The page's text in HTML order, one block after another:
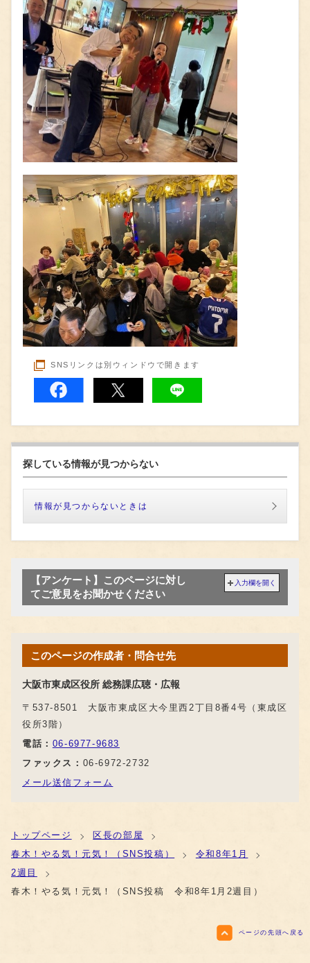
SNSリンクは別ウィンドウで開きます
探している情報が見つからない
情報が見つからないときは
【アンケート】このページに対し
てご意見をお聞かせください
入力欄を開く
このページの作成者・問合せ先
大阪市東成区役所 総務課広聴・広報
〒537-8501 大阪市東成区大今里西2丁目8番4号（東成区
役所3階）
電話： 06-6977-9683
ファックス： 06-6972-2732
メール送信フォーム
トップページ
区長の部屋
春木！やる気！元気！（SNS投稿）
令和8年1月
2週目
春木！やる気！元気！（SNS投稿 令和8年1月2週目）
ページの先頭へ戻る